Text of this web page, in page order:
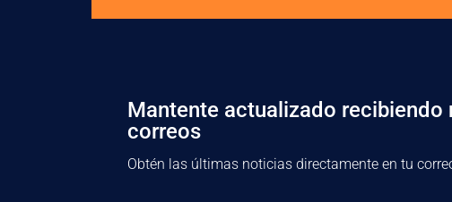
Mantente actualizado recibiendo
correos
Obtén las últimas noticias directamente en tu